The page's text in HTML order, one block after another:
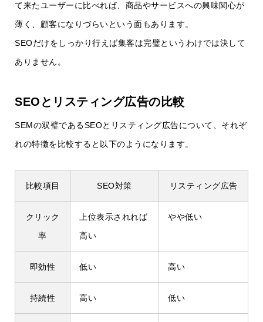
て来たユーザーに比べれば、商品やサービスへの興味関心が
薄く、顧客になりづらいという面もあります。
SEOだけをしっかり行えば集客は完璧というわけでは決して
ありません。
SEOとリスティング広告の比較
SEMの双璧であるSEOとリスティング広告について、それぞ
れの特徴を比較すると以下のようになります。
比較項目 SEO対策 リスティング広告
クリック
率
上位表示されれば
高い
やや低い
即効性 低い 高い
持続性 高い 低い